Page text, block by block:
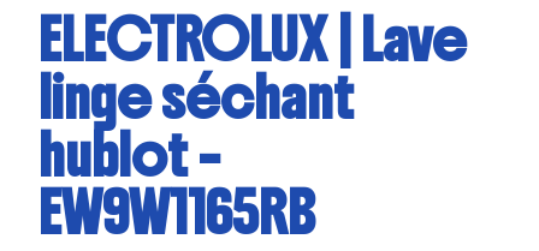
ELECTROLUX | Lave
linge séchant
hublot –
EW9W1165RB